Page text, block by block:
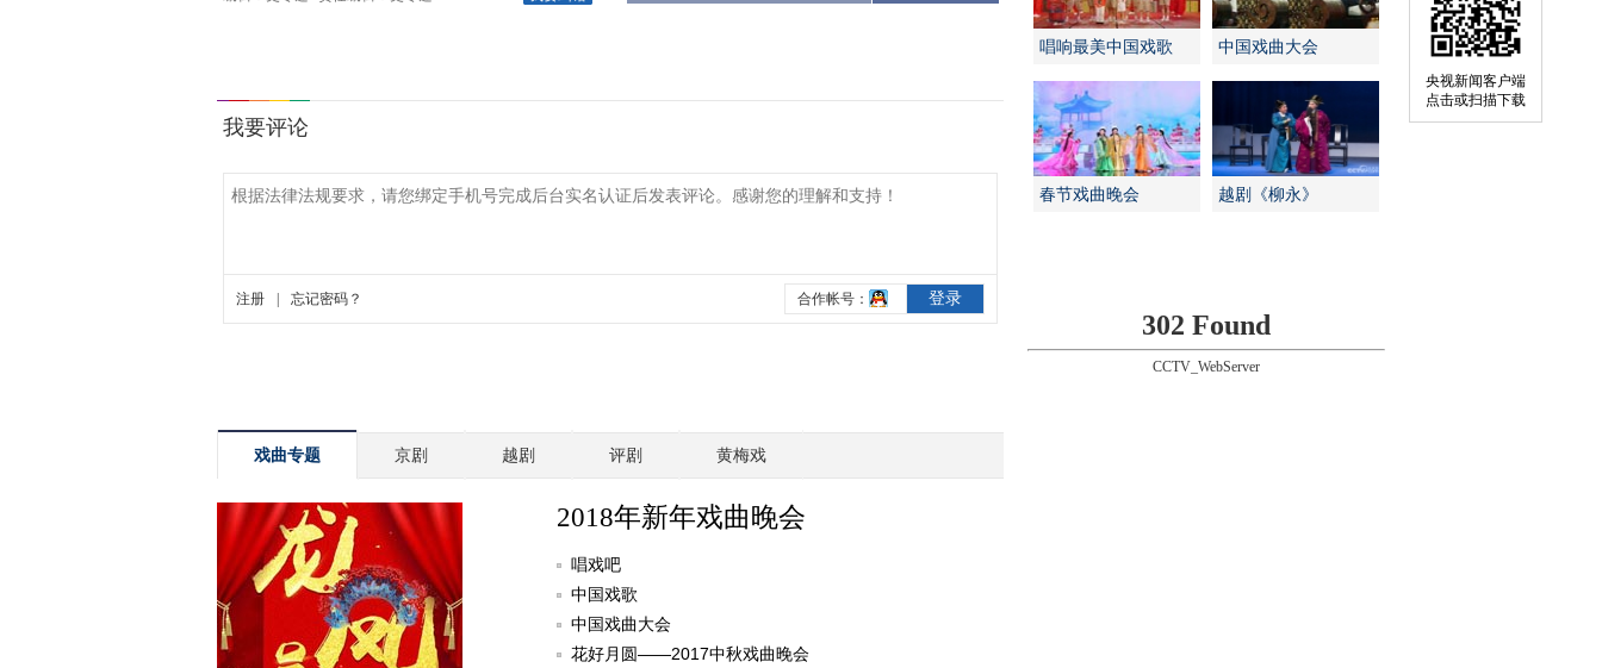
央视新闻客户端
点击或扫描下载
戏曲专题 京剧 越剧 评剧 黄梅戏
2018年新年戏曲晚会
唱戏吧
中国戏歌
中国戏曲大会
花好月圆——2017中秋戏曲晚会
唱响最美中国戏歌 中国戏曲大会
春节戏曲晚会 越剧《柳永》
302 Found
CCTV_WebServer